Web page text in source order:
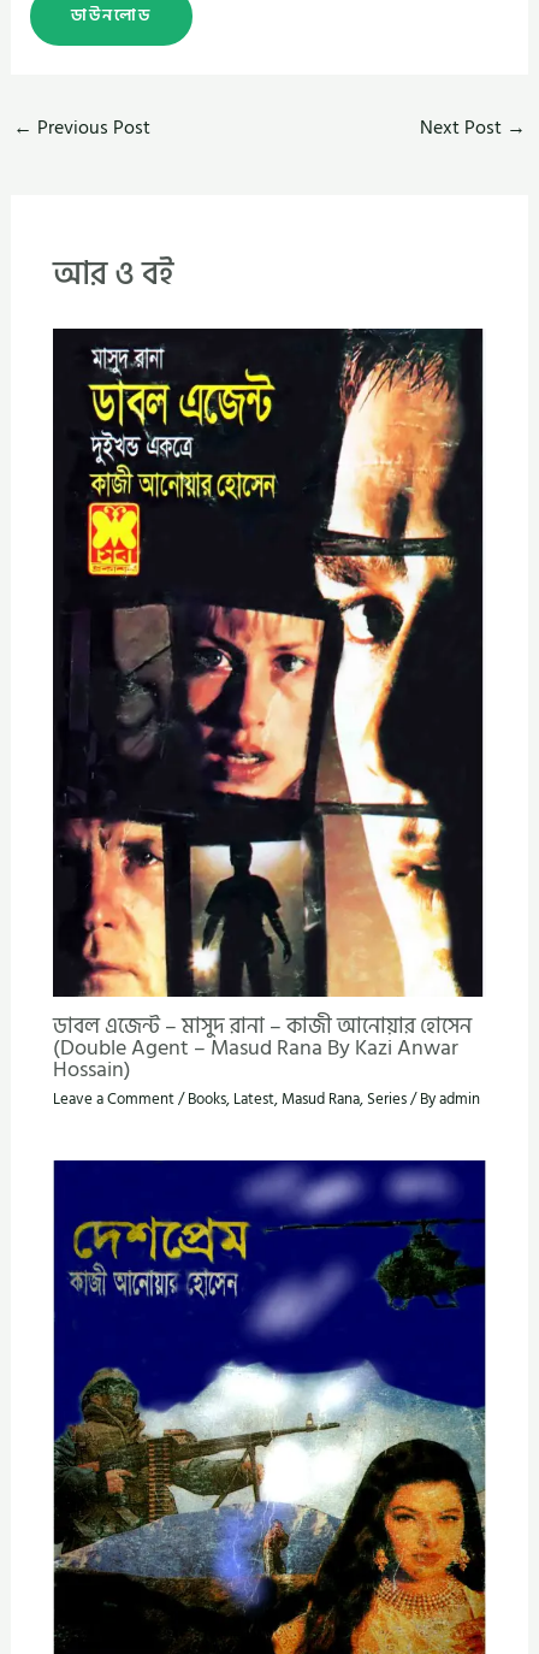
ডাউনলোড
← Previous Post Next Post →
আর ও বই
ডাবল এজেন্ট – মাসুদ রানা – কাজী আনোয়ার হোসেন
(Double Agent – Masud Rana By Kazi Anwar
Hossain)
Leave a Comment/Books, Latest, Masud Rana, Series/ Byadmin